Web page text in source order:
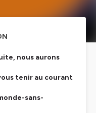
nous aurons
tenir au courant
sans-